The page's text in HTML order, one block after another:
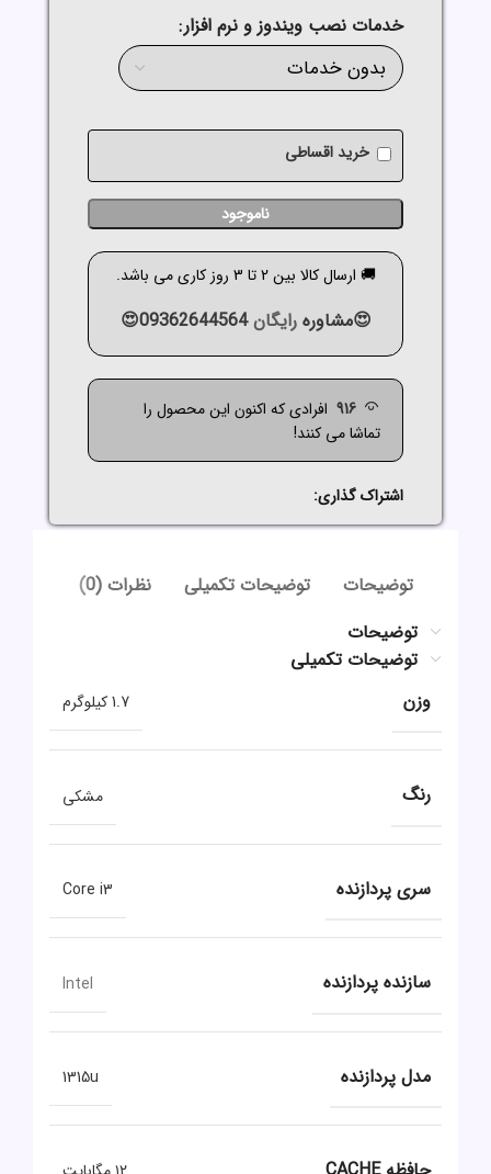
خدمات نصب ویندوز و نرم افزار
خرید اقساطی
ناموجود
🚚 ارسال کالا بین 2 تا 3 روز کاری می باشد.
😍مشاورهرایگان09362644564😍
916 افرادی که اکنون این محصول را
تماشا می کنند!
اشتراک گذاری:
توضیحات توضیحات تکمیلی
نظرات (0)
توضیحات
توضیحات تکمیلی
وزن
1.7 کیلوگرم
رنگ مشکی
سری پردازنده Core i3
سازنده پردازنده Intel
مدل پردازنده 1315u